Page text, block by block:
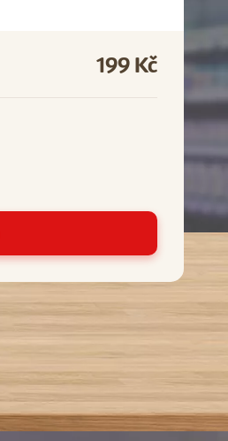
199 Kč